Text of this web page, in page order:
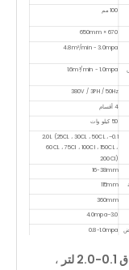
100 مم
670 × 650mm
4.8m³/min - 3.0mpa
1.6m³/min - 1.0mpa
380V / 3PH / 50Hz
4 أقسام
50 كيلو وات
0.1–2.0L (25CL ، 30CL ، 50CL ،
60CL ، 75Cl ، 100Cl ، 150CL ،
200Cl)
16-38mm
115mm
360mm
3.0–4.0mpa
0.8-1.0mpa
لتر
،